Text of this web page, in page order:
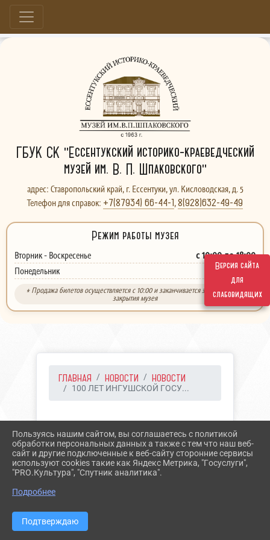
Версия сайта
для
слабовидящих
Больше, чем музей...
ГБУК СК "Ессентукский историко-краеведческий
музей им. В. П. Шпаковского"
адрес: Ставропольский край, г. Ессентуки, ул. Кисловодская, д. 5
Телефон для справок: +7(87934) 66-44-1,8(928)632-49-49
Режим работы музея
Вторник - Воскресенье с 10:00 до 18:00
Понедельник выходной
* Продажа билетов осуществляется с 10:00 и заканчивается за 30 минут до
закрытия музея
ГЛАВНАЯ НОВОСТИ НОВОСТИ
100 ЛЕТ ИНГУШСКОЙ ГОСУ...
100 ЛЕТ ИНГУШСКОЙ
ГОСУДАРСТВЕННОСТИ
Пользуясь нашим сайтом, вы соглашаетесь с политикой
обработки персональных данных а также с тем что наш веб-
сайт и другие подключенные к веб-сайту сторонние сервисы
используют cookies такие как Яндекс Метрика, "Госуслуги",
"PRO.Культура", "Спутник аналитика".
Подробнее
Подтверждаю